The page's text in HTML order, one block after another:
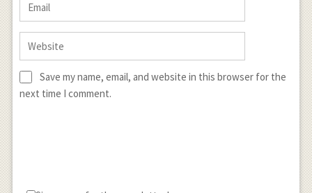
Save my name, email, and website in this browser for the
next time I comment.